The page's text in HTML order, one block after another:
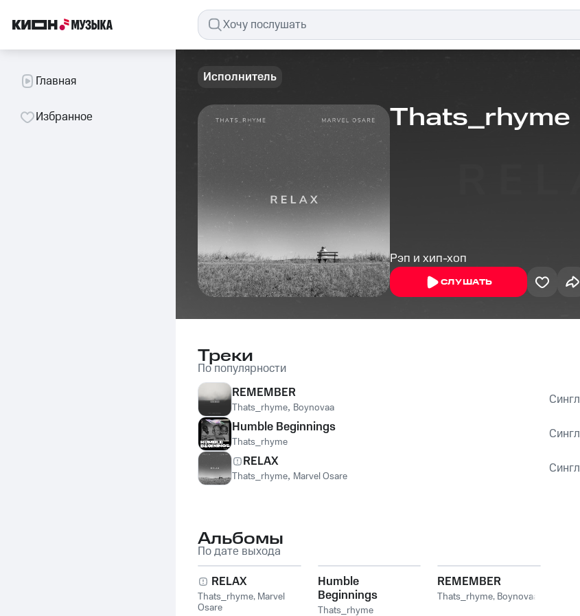
Главная
Избранное
Исполнитель
Thats_rhyme
Рэп и хип-хоп
СЛУШАТЬ
Треки
По популярности
REMEMBER
Thats_rhyme, Boynovaa Сингл
Humble Beginnings
Thats_rhyme Сингл
RELAX
Thats_rhyme, Marvel Osare Сингл
Альбомы
По дате выхода
RELAX
Thats_rhyme, Marvel
Osare
Humble
Beginnings
Thats_rhyme
REMEMBER
Thats_rhyme, Boynovaa